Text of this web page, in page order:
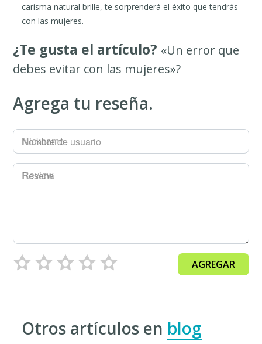
carisma natural brille, te sorprenderá el éxito que tendrás
con las mujeres.
¿Te gusta el artículo? «Un error que
debes evitar con las mujeres»?
Agrega tu reseña.
Nombre de usuario
Reseña
AGREGAR
Otros artículos en blog